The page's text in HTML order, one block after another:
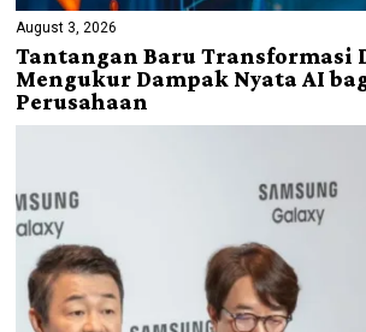
August 3, 2026
Tantangan Baru Transformasi
Mengukur Dampak Nyata AI
Perusahaan